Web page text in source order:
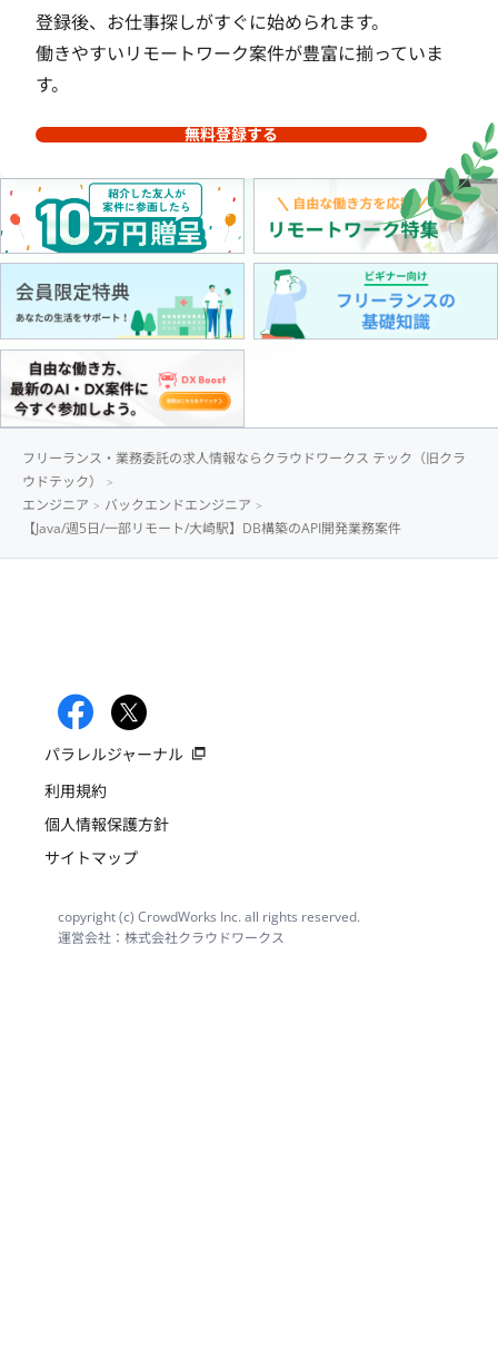
登録後、お仕事探しがすぐに始められます。
働きやすいリモートワーク案件が豊富に揃っていま
す。
無料登録する
フリーランス・業務委託の求人情報ならクラウドワークス テック（旧クラ
ウドテック）
エンジニア
バックエンドエンジニア
【Java/週5日/一部リモート/大崎駅】DB構築のAPI開発業務案件
パラレルジャーナル
利用規約
個人情報保護方針
サイトマップ
copyright (c) CrowdWorks Inc. all rights reserved.
運営会社：株式会社クラウドワークス